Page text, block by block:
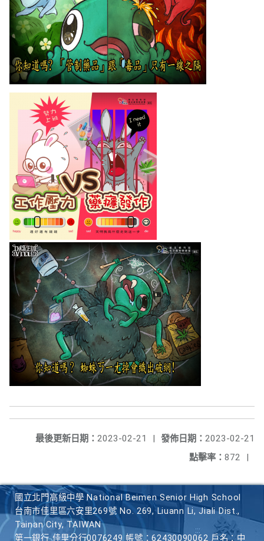
發佈日期： 2023-02-21
最後更新日期： 2023-02-21
|
點擊率： 872 |
國立北門高級中學 National Beimen Senior High School
台南市佳里區六安里269號 No. 269, Liuann Li, Jiali Dist.,
Tainan City, TAIWAN
第一銀行 佳里分行0076249 帳號：62430090062 戶名：中